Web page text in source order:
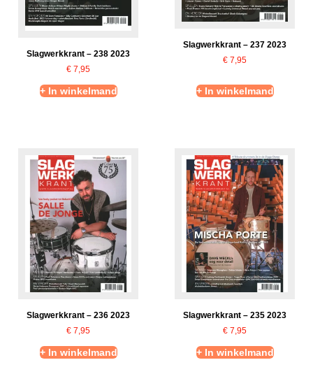
Slagwerkkrant – 238 2023
€ 7,95
+ In winkelmand
Slagwerkkrant – 237 2023
€ 7,95
+ In winkelmand
Slagwerkkrant – 236 2023
€ 7,95
+ In winkelmand
Slagwerkkrant – 235 2023
€ 7,95
+ In winkelmand